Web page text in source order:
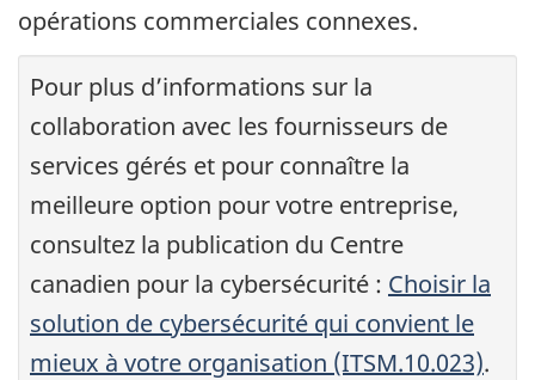
opérations commerciales connexes.
Pour plus d’informations sur la
collaboration avec les fournisseurs de
services gérés et pour connaître la
meilleure option pour votre entreprise,
consultez la publication du Centre
canadien pour la cybersécurité : Choisir la
solution de cybersécurité qui convient le
mieux à votre organisation (ITSM.10.023).